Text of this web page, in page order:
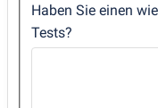
Haben Sie einen
Tests?